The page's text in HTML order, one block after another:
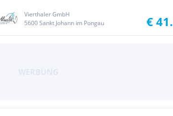
Vierthaler GmbH
5600 Sankt Johann im Pongau
€